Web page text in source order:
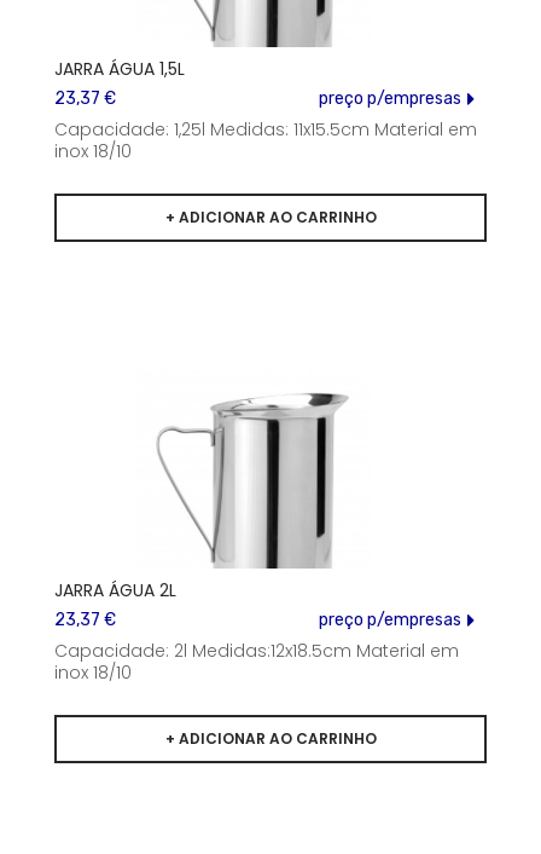
JARRA ÁGUA 1,5L
23,37 € preço p/empresas
Capacidade: 1,25l Medidas: 11x15.5cm Material em
inox 18/10
JARRA ÁGUA 2L
23,37 € preço p/empresas
Capacidade: 2l Medidas:12x18.5cm Material em
inox 18/10